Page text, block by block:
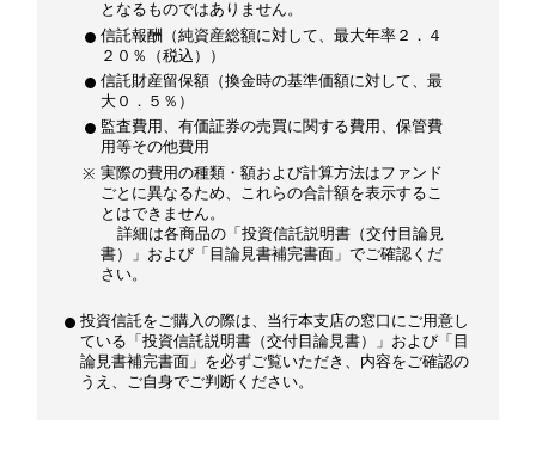
となるものではありません。
信託報酬（純資産総額に対して、最大年率２．４
２０％（税込））
信託財産留保額（換金時の基準価額に対して、最
大０．５％）
監査費用、有価証券の売買に関する費用、保管費
用等その他費用
実際の費用の種類・額および計算方法はファンド
ごとに異なるため、これらの合計額を表示するこ
とはできません。
詳細は各商品の「投資信託説明書（交付目論見
書）」および「目論見書補完書面」でご確認くだ
さい。
投資信託をご購入の際は、当行本支店の窓口にご用意し
ている「投資信託説明書（交付目論見書）」および「目
論見書補完書面」を必ずご覧いただき、内容をご確認の
うえ、ご自身でご判断ください。